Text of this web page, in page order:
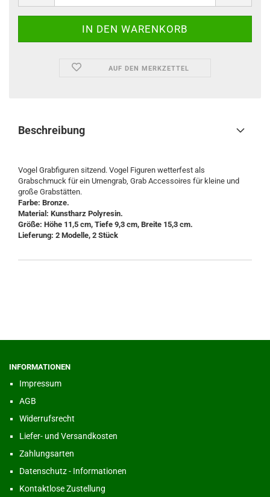
AUF DEN MERKZETTEL
Beschreibung
Vogel Grabfiguren sitzend. Vogel Figuren wetterfest als
Grabschmuck für ein Urnengrab, Grab Accessoires für kleine und
große Grabstätten.
Farbe: Bronze.
Material: Kunstharz Polyresin.
Größe: Höhe 11,5 cm, Tiefe 9,3 cm, Breite 15,3 cm.
Lieferung: 2 Modelle, 2 Stück
INFORMATIONEN
Impressum
AGB
Widerrufsrecht
Liefer- und Versandkosten
Zahlungsarten
Datenschutz - Informationen
Kontaktlose Zustellung